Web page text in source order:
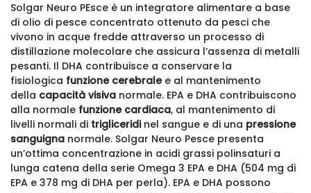
Solgar Neuro PEsce è un integratore alimentare a base
di olio di pesce concentrato ottenuto da pesci che
vivono in acque fredde attraverso un processo di
distillazione molecolare che assicura l’assenza di metalli
pesanti. Il DHA contribuisce a conservare la
fisiologica funzione cerebralee al mantenimento
della capacità visiva normale. EPA e DHA contribuiscono
alla normale funzione cardiaca, al mantenimento di
livelli normali di trigliceridinel sangue e di una pressione
sanguigna normale. Solgar Neuro Pesce presenta
un’ottima concentrazione in acidi grassi polinsaturi a
lunga catena della serie Omega 3 EPA e DHA (504 mg di
EPA e 378 mg di DHA per perla). EPA e DHA possono